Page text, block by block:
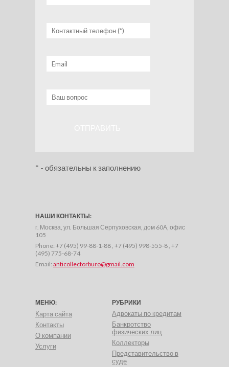
Контактный телефон (*)
Email
Ваш вопрос
* - обязательны к заполнению
НАШИ КОНТАКТЫ:
г. Москва, ул. Большая Серпуховская, дом 60А, офис
105
Phone: +7 (495) 99-88-1-88 , +7 (495) 998-555-8 , +7
(495) 775-68-74
Email: anticollectorburo@gmail.com
МЕНЮ:
Карта сайта
Контакты
О компании
Услуги
РУБРИКИ
Адвокаты по кредитам
Банкротство
физических лиц
Коллекторы
Представительство в
суде